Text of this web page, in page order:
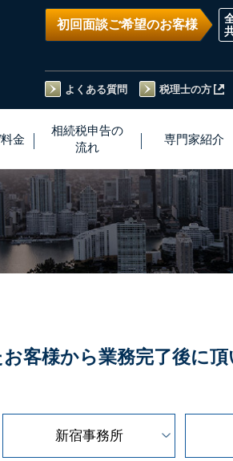
初回面談ご希望のお客様
よくある質問 税理士の方
料金
相続税申告の
流れ
専門家紹介
お客様から業務完了後に
新宿事務所